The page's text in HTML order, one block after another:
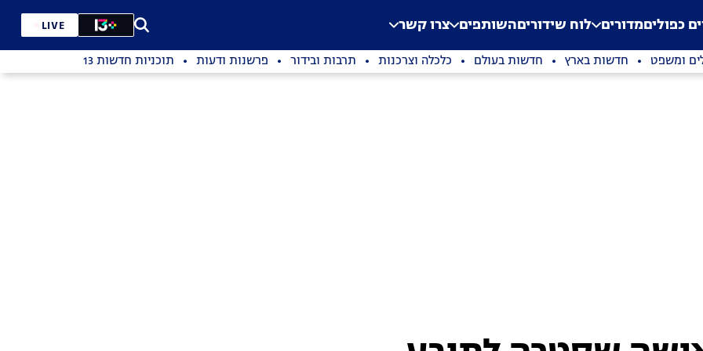
Application error: a
. כפוליםמדורים לוח שידוריםהשותפים צרו קשר LIVE
ומשפט חדשות בארץ חדשות בעולם כלכלה וצרכנות תרבות ובידור פרשנות ודעות תוכניות חדשות 13